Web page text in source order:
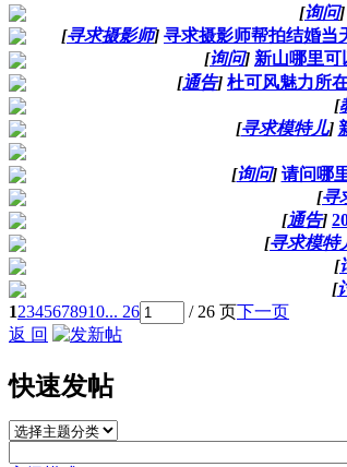
[询问]
[寻求摄影师] 寻求摄影师帮拍结婚当
[询问] 新山哪里可
[通告] 杜可风魅力所
[
[寻求模特儿]
[询问] 请问哪
[寻
[通告]
[寻求模特
[
[
12345678910... 26 / 26 页下一页
返 回
快速发帖